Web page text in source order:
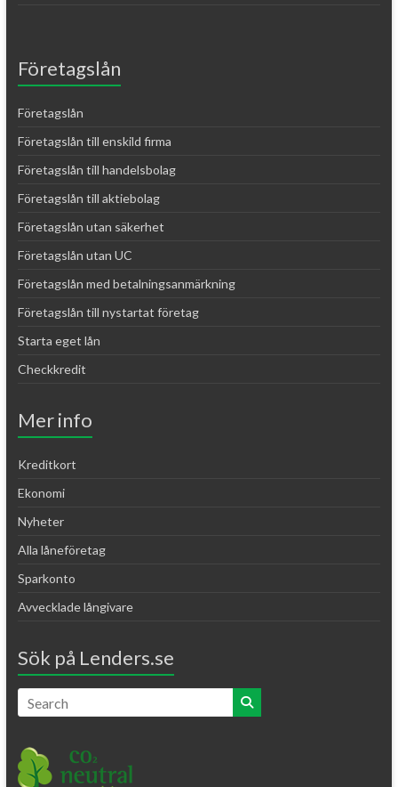
Företagslån
Företagslån
Företagslån till enskild firma
Företagslån till handelsbolag
Företagslån till aktiebolag
Företagslån utan säkerhet
Företagslån utan UC
Företagslån med betalningsanmärkning
Företagslån till nystartat företag
Starta eget lån
Checkkredit
Mer info
Kreditkort
Ekonomi
Nyheter
Alla låneföretag
Sparkonto
Avvecklade långivare
Sök på Lenders.se